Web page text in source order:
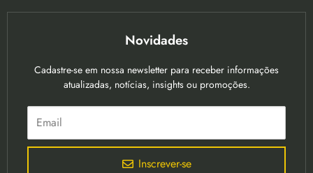
Novidades
Cadastre-se em nossa newsletter para receber informações
atualizadas, notícias, insights ou promoções.
Inscrever-se